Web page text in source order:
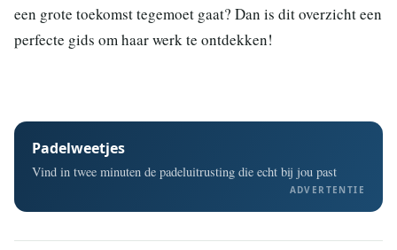
een grote toekomst tegemoet gaat? Dan is dit overzicht een
perfecte gids om haar werk te ontdekken!
Padelweetjes
Vind in twee minuten de padeluitrusting die echt bij jou past
ADVERTENTIE